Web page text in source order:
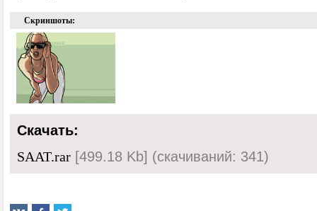
Скриншоты:
Скачать:
SAAT.rar [499.18 Kb] (cкачиваний: 341)